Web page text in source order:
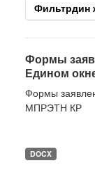
Формы
Едином
Формы
МПРЭТН КР
DOCX